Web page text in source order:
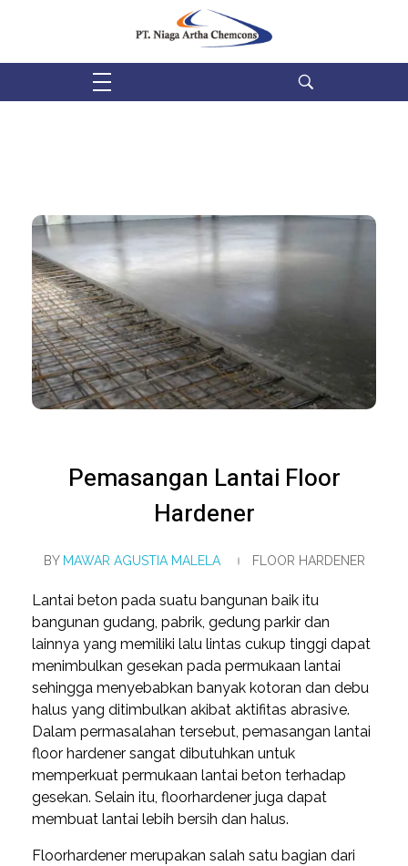
PT Niaga Artha Chemcons
Pemasangan Lantai Floor
Hardener
BY MAWAR AGUSTIA MALELA FLOOR HARDENER
Lantai beton pada suatu bangunan baik itu
bangunan gudang, pabrik, gedung parkir dan
lainnya yang memiliki lalu lintas cukup tinggi dapat
menimbulkan gesekan pada permukaan lantai
sehingga menyebabkan banyak kotoran dan debu
halus yang ditimbulkan akibat aktifitas abrasive.
Dalam permasalahan tersebut, pemasangan lantai
floor hardener sangat dibutuhkan untuk
memperkuat permukaan lantai beton terhadap
gesekan. Selain itu, floorhardener juga dapat
membuat lantai lebih bersih dan halus.
Floorhardener merupakan salah satu bagian dari